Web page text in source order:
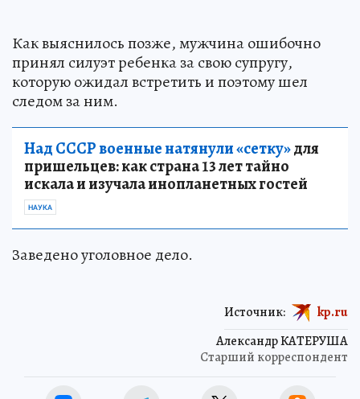
Как выяснилось позже, мужчина ошибочно
принял силуэт ребенка за свою супругу,
которую ожидал встретить и поэтому шел
следом за ним.
Над СССР военные натянули «сетку»для
пришельцев: как страна 13 лет тайно
искала и изучала инопланетных гостей
НАУКА
Заведено уголовное дело.
Александр КАТЕРУША
Старший корреспондент
Источник: kp.ru